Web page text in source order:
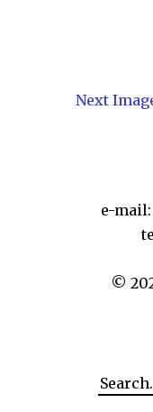
Next
e-
©